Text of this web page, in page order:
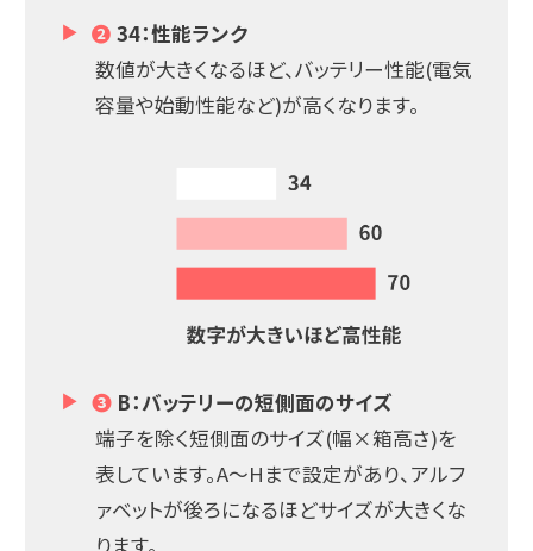
❷ 34：性能ランク
数値が大きくなるほど、バッテリー性能(電気
容量や始動性能など)が高くなります。
❸B：バッテリーの短側面のサイズ
端子を除く短側面のサイズ(幅×箱高さ)を
表しています。A～Hまで設定があり、アルフ
ァベットが後ろになるほどサイズが大きくな